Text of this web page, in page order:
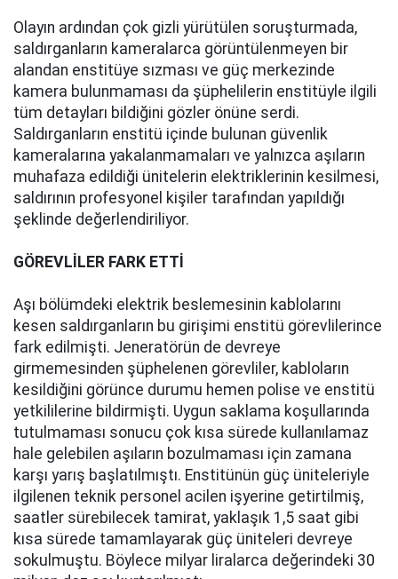
Olayın ardından çok gizli yürütülen soruşturmada,
saldırganların kameralarca görüntülenmeyen bir
alandan enstitüye sızması ve güç merkezinde
kamera bulunmaması da şüphelilerin enstitüyle ilgili
tüm detayları bildiğini gözler önüne serdi.
Saldırganların enstitü içinde bulunan güvenlik
kameralarına yakalanmamaları ve yalnızca aşıların
muhafaza edildiği ünitelerin elektriklerinin kesilmesi,
saldırının profesyonel kişiler tarafından yapıldığı
şeklinde değerlendiriliyor.
GÖREVLİLER FARK ETTİ
Aşı bölümdeki elektrik beslemesinin kablolarını
kesen saldırganların bu girişimi enstitü görevlilerince
fark edilmişti. Jeneratörün de devreye
girmemesinden şüphelenen görevliler, kabloların
kesildiğini görünce durumu hemen polise ve enstitü
yetkililerine bildirmişti. Uygun saklama koşullarında
tutulmaması sonucu çok kısa sürede kullanılamaz
hale gelebilen aşıların bozulmaması için zamana
karşı yarış başlatılmıştı. Enstitünün güç üniteleriyle
ilgilenen teknik personel acilen işyerine getirtilmiş,
saatler sürebilecek tamirat, yaklaşık 1,5 saat gibi
kısa sürede tamamlayarak güç üniteleri devreye
sokulmuştu. Böylece milyar liralarca değerindeki 30